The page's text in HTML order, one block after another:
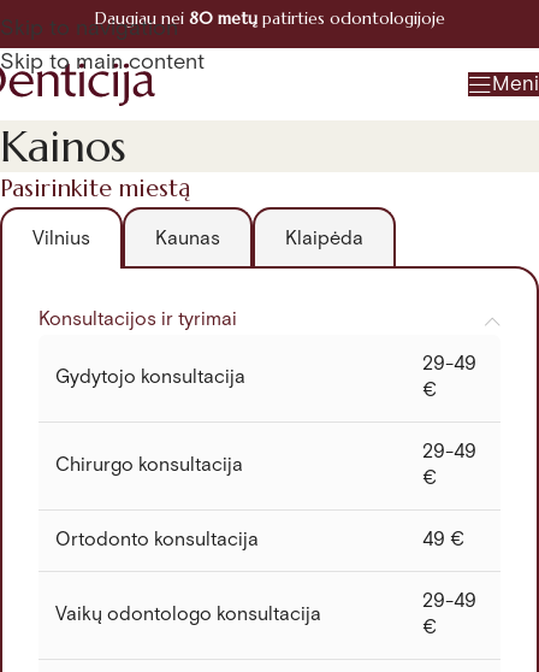
Skip to navigation
Skip to main content
+370 660 07770 Registracija
Daugiau nei 80 metųpatirties odontologijoje
Kainos
Pasirinkite miestą
Vilnius Kaunas Klaipėda
Konsultacijos ir tyrimai
Gydytojo konsultacija
29-49
€
Chirurgo konsultacija
29-49
€
Ortodonto konsultacija 49 €
Vaikų odontologo konsultacija
29-49
€